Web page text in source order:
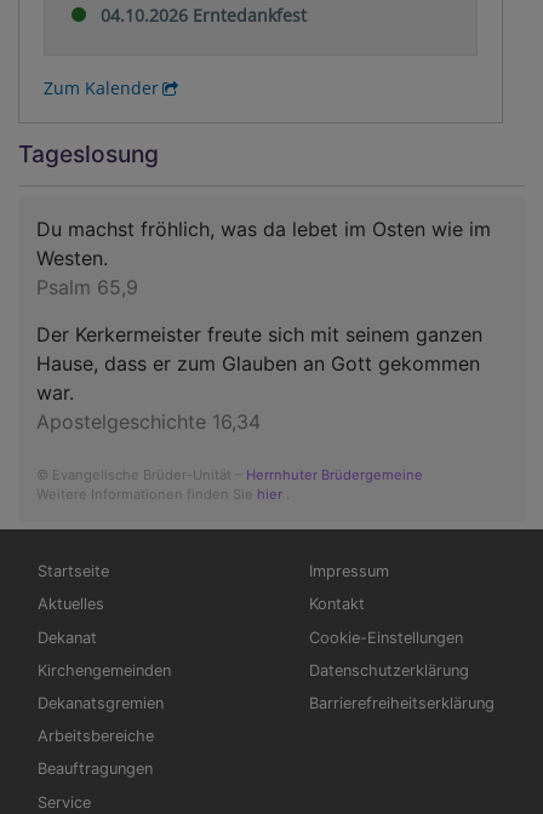
04.10.2026 Erntedankfest
Zum Kalender
Tageslosung
Du machst fröhlich, was da lebet im Osten wie im
Westen.
Psalm 65,9
Der Kerkermeister freute sich mit seinem ganzen
Hause, dass er zum Glauben an Gott gekommen
war.
Apostelgeschichte 16,34
© Evangelische Brüder-Unität – Herrnhuter Brüdergemeine
Weitere Informationen finden Sie hier .
Hauptnavigation
Startseite
Aktuelles
Dekanat
Kirchengemeinden
Dekanatsgremien
Arbeitsbereiche
Beauftragungen
Service
Fußbereichsmenü
Impressum
Kontakt
Cookie-Einstellungen
Datenschutzerklärung
Barrierefreiheitserklärung